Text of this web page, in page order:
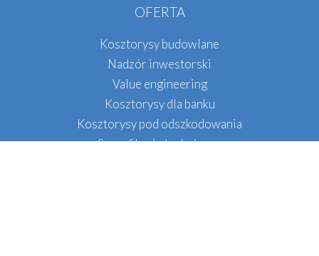
OFERTA
Kosztorysy budowlane
Nadzór inwestorski
Value engineering
Kosztorysy dla banku
Kosztorysy pod odszkodowania
Specyfikacje techniczne